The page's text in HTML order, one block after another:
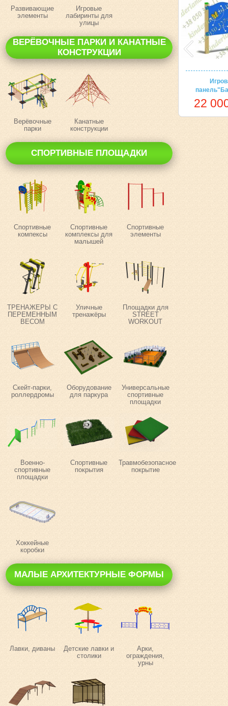
Развивающие
элементы
Игровые
лабиринты для
улицы
ВЕРЁВОЧНЫЕ ПАРКИ И КАНАТНЫЕ
КОНСТРУКЦИИ
Верёвочные
парки
Канатные
конструкции
СПОРТИВНЫЕ ПЛОЩАДКИ
Спортивные
компексы
Спортивные
комплексы для
малышей
Спортивные
элементы
ТРЕНАЖЕРЫ С
ПЕРЕМЕННЫМ
ВЕСОМ
Уличные
тренажёры
Площадки для
STREET
WORKOUT
Скейт-парки,
роллердромы
Оборудование
для паркура
Универсальные
спортивные
площадки
Военно-
спортивные
площадки
Спортивные
покрытия
Травмобезопасное
покрытие
Хоккейные
коробки
МАЛЫЕ АРХИТЕКТУРНЫЕ ФОРМЫ
Лавки, диваны
Детские лавки и
столики
Арки,
ограждения,
урны
22